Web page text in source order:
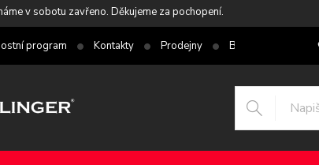
v sobotu zavřeno. Děkujeme za pochopení.
program Kontakty Prodejny Blog Jaký je